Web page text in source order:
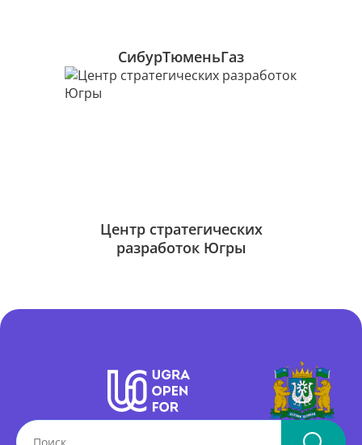
СибурТюменьГаз
Центр стратегических
разработок Югры